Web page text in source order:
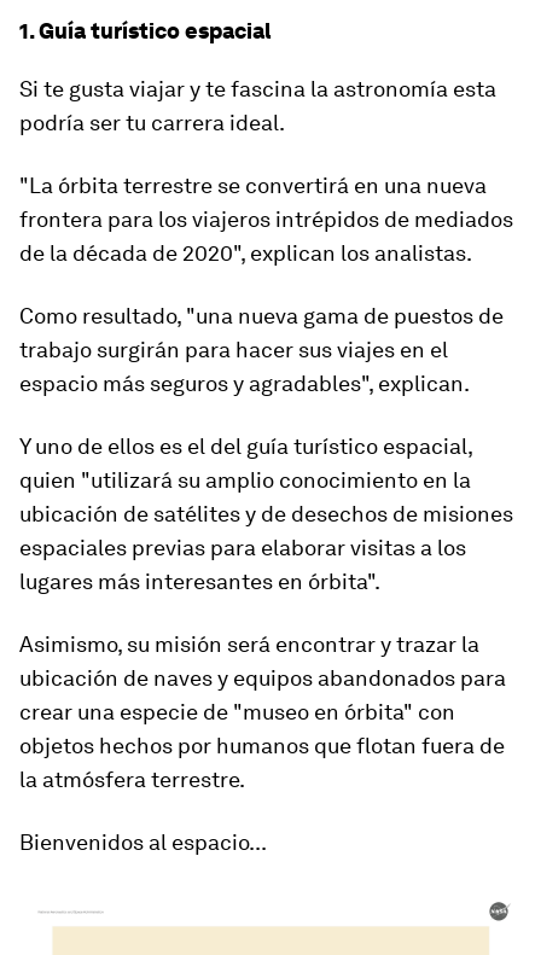
1. Guía turístico espacial
Si te gusta viajar y te fascina la astronomía esta
podría ser tu carrera ideal.
"La órbita terrestre se convertirá en una nueva
frontera para losviajeros intrépidos de mediados
de la década de 2020", explican los analistas.
Como resultado, "una nueva gama de puestos de
trabajo surgirán para hacer sus viajes en el
espacio más seguros y agradables", explican.
Y uno de ellos es el del guía turístico espacial,
quien "utilizará su amplio conocimiento en la
ubicación de satélites y de desechos de misiones
espaciales previas para elaborar visitas a los
lugares más interesantes en órbita".
Asimismo, su misión será encontrar y trazar la
ubicación de naves y equipos abandonados para
crear una especie de "museo en órbita" con
objetos hechos por humanos que flotan fuera de
la atmósfera terrestre.
Bienvenidos al espacio...